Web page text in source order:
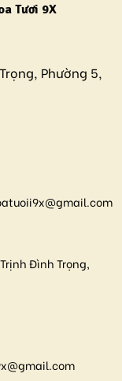
Tươi 9X
Phường 5,
Đình Trọng,